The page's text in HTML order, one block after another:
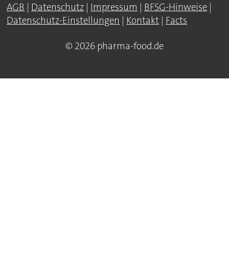
AGB | Datenschutz | Impressum | BFSG-Hinweise |
Datenschutz-Einstellungen | Kontakt | Facts
© 2026 pharma-food.de